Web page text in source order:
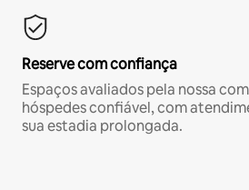
Reserve com confiança
Espaços avaliados pela nossa
hóspedes confiável, com
sua estadia prolongada.